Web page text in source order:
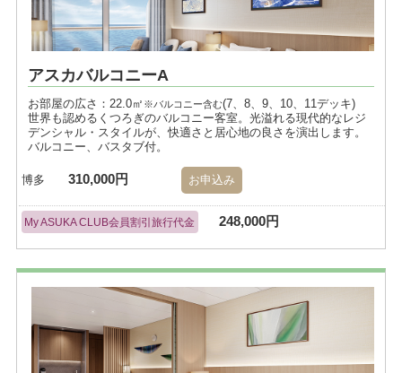
アスカバルコニーA
お部屋の広さ：22.0㎡ ※バルコニー含む(7、8、9、10、11デッキ)
世界も認めるくつろぎのバルコニー客室。光溢れる現代的なレジ
デンシャル・スタイルが、快適さと居心地の良さを演出します。
バルコニー、バスタブ付。
博多 310,000円 お申込み
My ASUKA CLUB会員割引旅行代金 248,000円